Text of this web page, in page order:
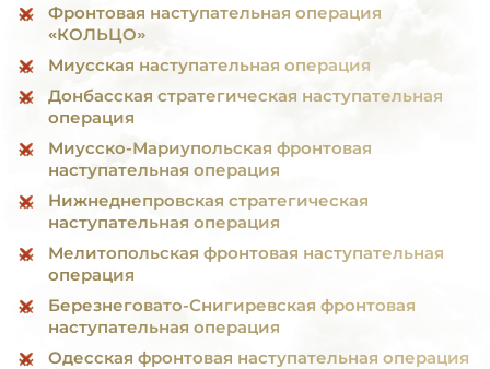
Фронтовая наступательная операция
«КОЛЬЦО»
Миусская наступательная операция
Донбасская стратегическая наступательная
операция
Миусско-Мариупольская фронтовая
наступательная операция
Нижнеднепровская стратегическая
наступательная операция
Мелитопольская фронтовая наступательная
операция
Березнеговато-Снигиревская фронтовая
наступательная операция
Одесская фронтовая наступательная операция